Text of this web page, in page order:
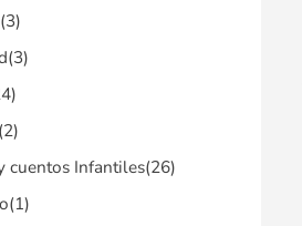
(3)
(3)
cuentos Infantiles(26)
(1)